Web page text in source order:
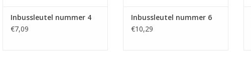
Inbussleutel nummer 4
€7,09
Inbussleutel nummer 6
€10,29